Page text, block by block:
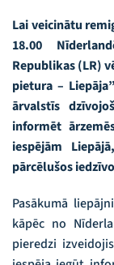
Lai veicinātu
18.00
Republikas (LR)
pietura –
ārvalstīs
informēt
iespējām
pārcēlušos
Pasākumā
kāpēc no
pieredzi